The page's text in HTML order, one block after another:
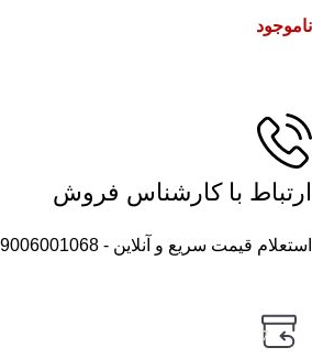
ناموجود
ارتباط با کارشناس فروش
استعلام قیمت سریع و آنلاین - 09006001068
7